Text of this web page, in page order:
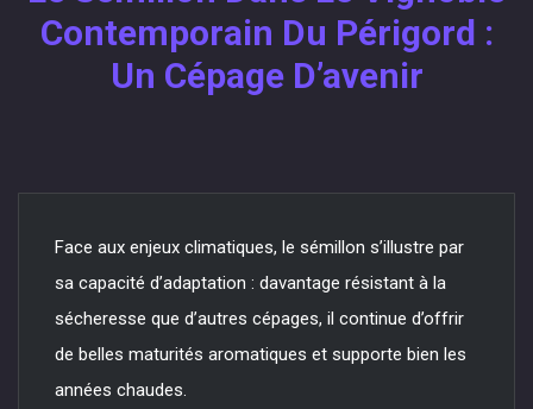
Contemporain Du Périgord :
Un Cépage D’avenir
Face aux enjeux climatiques, le sémillon s’illustre par
sa capacité d’adaptation : davantage résistant à la
sécheresse que d’autres cépages, il continue d’offrir
de belles maturités aromatiques et supporte bien les
années chaudes.